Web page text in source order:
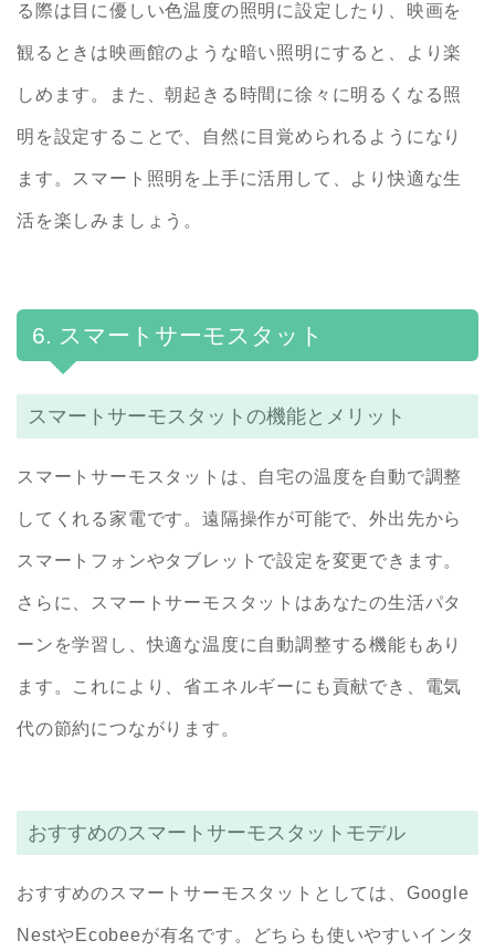
る際は目に優しい色温度の照明に設定したり、映画を
観るときは映画館のような暗い照明にすると、より楽
しめます。また、朝起きる時間に徐々に明るくなる照
明を設定することで、自然に目覚められるようになり
ます。スマート照明を上手に活用して、より快適な生
活を楽しみましょう。
6. スマートサーモスタット
スマートサーモスタットの機能とメリット
スマートサーモスタットは、自宅の温度を自動で調整
してくれる家電です。遠隔操作が可能で、外出先から
スマートフォンやタブレットで設定を変更できます。
さらに、スマートサーモスタットはあなたの生活パタ
ーンを学習し、快適な温度に自動調整する機能もあり
ます。これにより、省エネルギーにも貢献でき、電気
代の節約につながります。
おすすめのスマートサーモスタットモデル
おすすめのスマートサーモスタットとしては、Google
NestやEcobeeが有名です。どちらも使いやすいインタ